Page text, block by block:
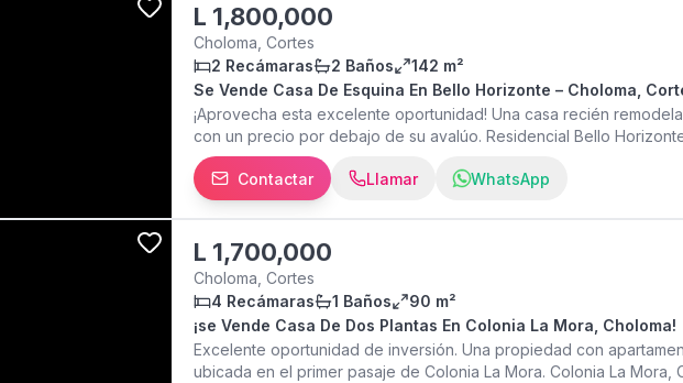
más información o agendar una visita: ¡Haz realidad el sueño de
Choloma, con una ubicación privilegiada cerca de San Pedro Sula!
L 1,800,000
Choloma, Cortes
2 Recámaras
2 Baños
142 m²
Se Vende Casa De Esquina En Bello Horizonte – Choloma,
¡Aprovecha esta excelente oportunidad! Una casa recién
con un precio por debajo de su avalúo. Residencial Bello
203.77 varas² Construcción: 141.96 m² Distribución Sala
lavandería Piscina Porche Beneficios Casa de esquina Recién
Zona no inundable Zona con bajo riesgo social Excelente opción
adquirir una excelente propiedad en Bello Horizonte, Choloma!
Contactar Llamar WhatsApp
L 1,700,000
Choloma, Cortes
4 Recámaras
1 Baños
90 m²
¡se Vende Casa De Dos Plantas En Colonia La Mora, Choloma!
Excelente oportunidad de inversión. Una propiedad con
ubicada en el primer pasaje de Colonia La Mora. Colonia La